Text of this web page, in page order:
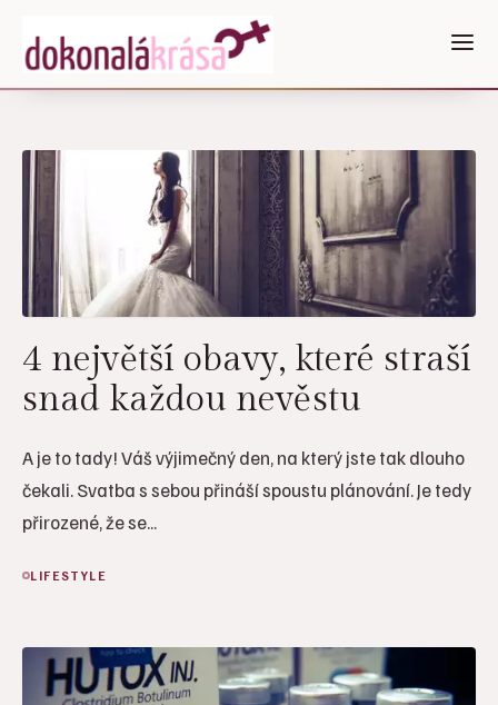
4 největší obavy, které straší
snad každou nevěstu
A je to tady! Váš výjimečný den, na který jste tak dlouho
čekali. Svatba s sebou přináší spoustu plánování. Je tedy
přirozené, že se...
LIFESTYLE